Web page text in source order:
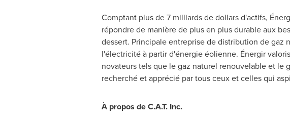
Comptant plus de 7 milliards de dollars d'actifs,
répondre de manière de plus en plus durable aux
dessert. Principale entreprise de distribution de gaz
l'électricité à partir d'énergie éolienne. Énergir
novateurs tels que le gaz naturel renouvelable et le
recherché et apprécié par tous ceux et celles qui
À propos de C.A.T. Inc.